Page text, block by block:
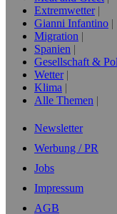
Extremwetter
Gianni Infantino
Migration
Spanien
Gesellschaft &
Wetter
Klima
Alle Themen
Newsletter
Werbung / PR
Jobs
Impressum
AGB